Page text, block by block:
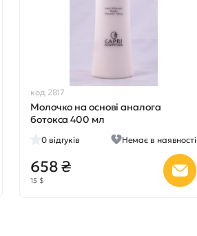
код 2817
Молочко на основі аналога
ботокса 400 мл
0 відгуків Немає в наявності
658 ₴
15 $